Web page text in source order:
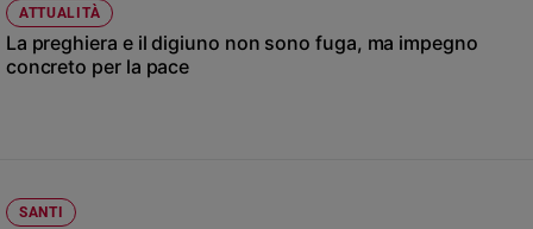
e
giustizia
Sport
Papa
ATTUALITÀ
La preghiera e il digiuno non sono fuga, ma impegno
concreto per la pace
SANTI